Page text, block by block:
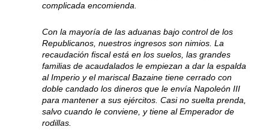
complicada encomienda.
Con la mayoría de las aduanas bajo control de los
Republicanos, nuestros ingresos son nimios. La
recaudación fiscal está en los suelos, las grandes
familias de acaudalados le empiezan a dar la espalda
al Imperio y el mariscal Bazaine tiene cerrado con
doble candado los dineros que le envía Napoleón III
para mantener a sus ejércitos. Casi no suelta prenda,
salvo cuando le conviene, y tiene al Emperador de
rodillas.